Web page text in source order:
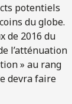
potentiels
du globe.
de 2016 du
l’atténuation
» au rang
devra faire